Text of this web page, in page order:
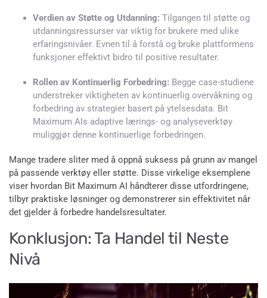
Verdien av Støtte og Utdanning: Tilgangen til støtte og
utdanningsressurser var viktig for brukere med ulike
erfaringsnivåer. Evnen til å forstå og bruke plattformens
funksjoner effektivt bidro til positive resultater.
Rollen av Kontinuerlig Forbedring: Begge case-studiene
understreker viktigheten av kontinuerlig overvåkning og
forbedring av strategier basert på ytelsesdata. Bit
Maximum AIs adaptive lærings- og analyseverktøy
muliggjør denne kontinuerlige forbedringen.
Mange tradere sliter med å oppnå suksess på grunn av mangel
på passende verktøy eller støtte. Disse virkelige eksemplene
viser hvordan Bit Maximum AI håndterer disse utfordringene,
tilbyr praktiske løsninger og demonstrerer sin effektivitet når
det gjelder å forbedre handelsresultater.
Konklusjon: Ta Handel til Neste
Nivå